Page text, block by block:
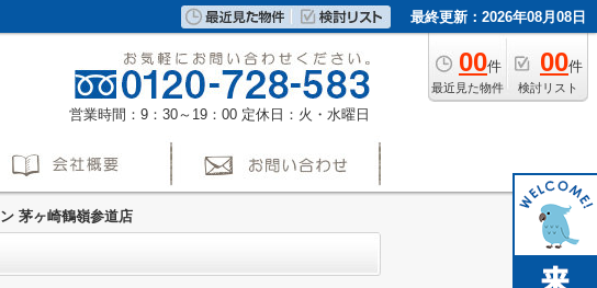
最終更新：2026年08月08日
00件
最近見た物件
00件
検討リスト
営業時間：9：30～19：00 定休日：火・水曜日
茅ヶ崎鶴嶺参道店